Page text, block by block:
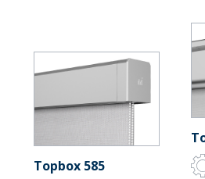
Topbox 585